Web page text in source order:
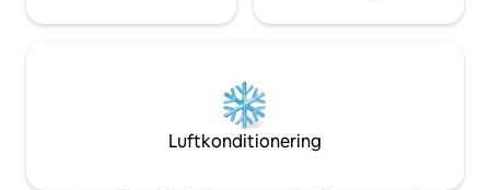
Luftkonditionering